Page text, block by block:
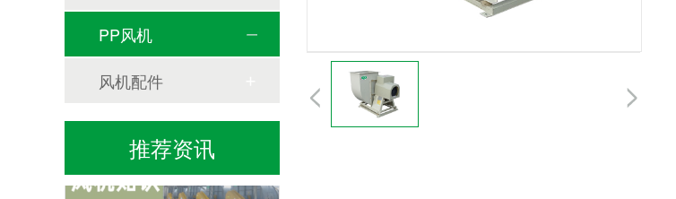
PP风机
风机配件
推荐资讯